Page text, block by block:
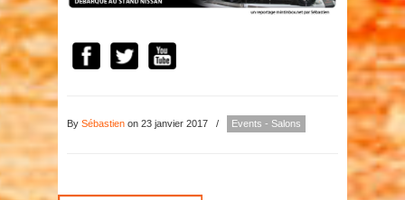
By Sébastien on 23 janvier 2017 / Events - Salons